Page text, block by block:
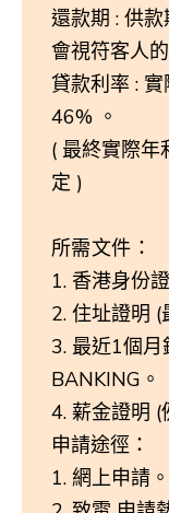
還款期 : 供
會視符客人
貸款利率 :
46% 。
( 最終實際年
定 )
所需文件：
香港身份
住址證明 (
最近1個月
BANKING。
薪金證明 (
申請途徑：
網上申請。